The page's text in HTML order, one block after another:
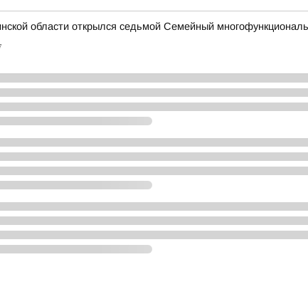
области открылся седьмой Семейный